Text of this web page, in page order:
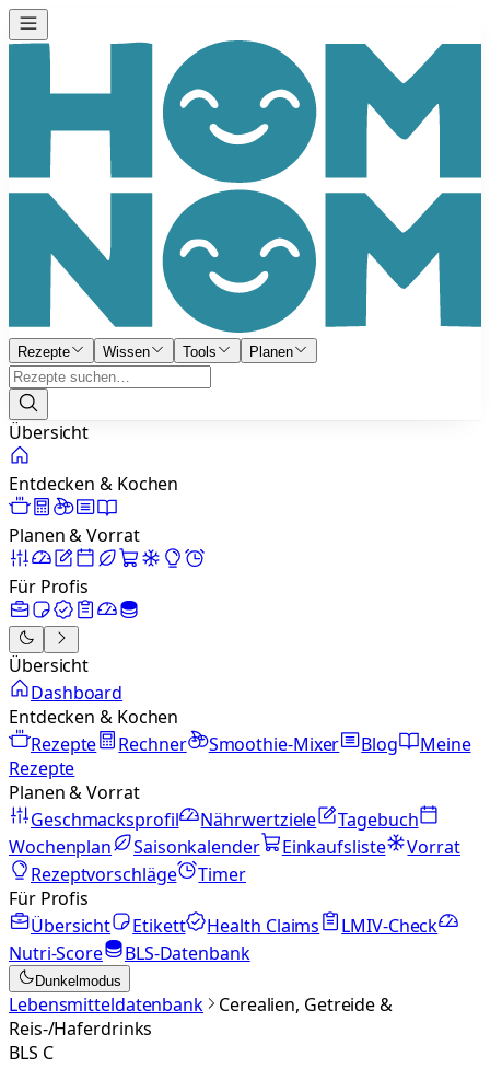
Rezepte Wissen Tools Planen
Übersicht
Entdecken & Kochen
Planen & Vorrat
Für Profis
Übersicht
Dashboard
Entdecken & Kochen
Rezepte
Rechner Smoothie-Mixer Blog
Meine
Rezepte
Planen & Vorrat
Geschmacksprofil
Nährwertziele
Tagebuch
Wochenplan
Saisonkalender Einkaufsliste
Vorrat
Rezeptvorschläge
Timer
Für Profis
Übersicht
Etikett Health Claims
LMIV-Check
Nutri-Score
BLS-Datenbank
Dunkelmodus
Lebensmitteldatenbank
Cerealien, Getreide &
Reis-/Haferdrinks
BLS C